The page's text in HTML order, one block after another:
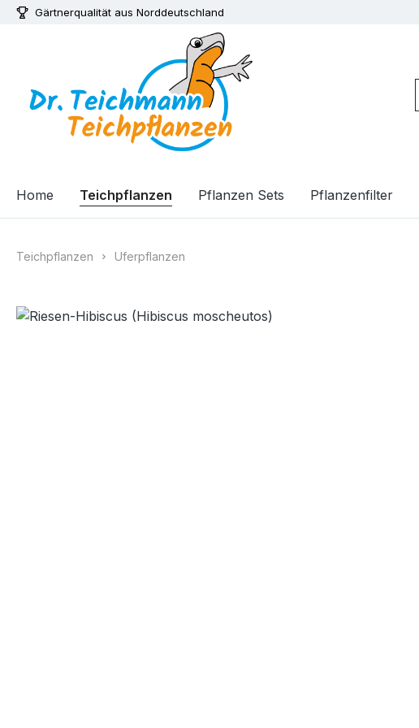
Hauptinhalt springen
Zur Suche springen
Zur Hauptnavigation springen
Gärtnerqualität aus Norddeutschland
Home Teichpflanzen Pflanzen Sets Pflanzenfilter
Teichpflanzen Uferpflanzen
Bildergalerie überspringen